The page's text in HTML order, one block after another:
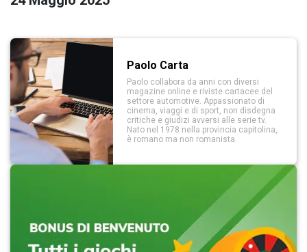
Paolo Carta
Paolo collabora da anni con diversi
magazine online e riviste cartacee del
settore automotive. Appassionato di
cinema, viaggi e di sport, non disdegna
critiche e giudizi avversi alle serie tv.
Nato nel 1978 nella provincia capitolina,
è romano ma non romanista.